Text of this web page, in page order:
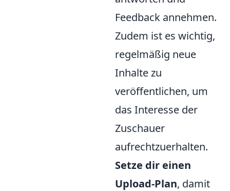
Feedback annehmen.
Zudem ist es wichtig,
regelmäßig neue
Inhalte zu
veröffentlichen, um
das Interesse der
Zuschauer
aufrechtzuerhalten.
Setze dir einen
Upload-Plan, damit